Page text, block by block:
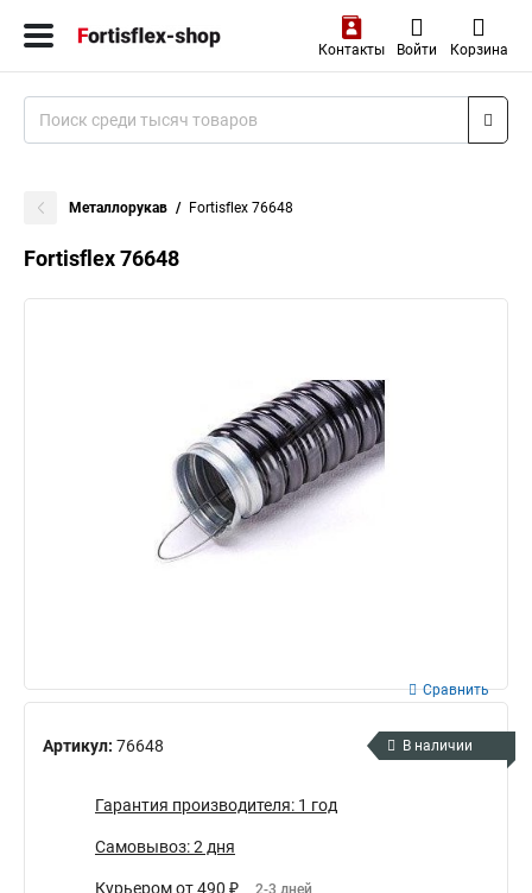
Контакты Войти Корзина
Металлорукав Fortisflex 76648
Fortisflex 76648
Артикул: 76648
Сравнить
В наличии
Гарантия производителя: 1 год
Самовывоз: 2 дня
Курьером от 490 ₽